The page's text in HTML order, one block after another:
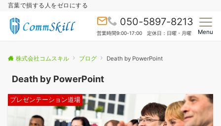
言葉で損する人をゼロにする
050-5897-8213
営業時間9:00-17:00 定休日：日曜・月曜 Menu
株式会社コムスキル ブログ Death by PowerPoint
Death by PowerPoint
プレゼンテーション道場